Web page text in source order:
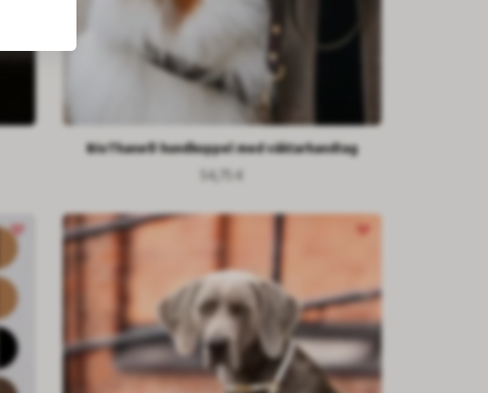
BioThane® hundkoppel med väktarhandtag
54,75 €